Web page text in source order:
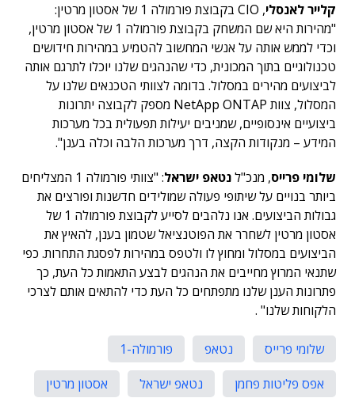
קלייר לאנסלי
, CIO בקבוצת פורמולה 1 של אסטון מרטין:
"מהירות היא שם המשחק בקבוצת פורמולה 1 של אסטון מרטין,
וכדי לממש אותה על אנשי המחשוב להטמיע במהירות חידושים
טכנולוגיים בתוך המכונית, כדי שהנהגים שלנו יוכלו לתרגם אותה
לביצועים מהירים במסלול. בדומה לצוותי הטכנאים שלנו על
המסלול, צוות NetApp ONTAP מספק לקבוצה יתרונות
ביצועיים אינסופיים, שמניבים יעילות תפעולית בכל מערכות
המידע – מנקודות הקצה, דרך מערכות הלבה וכלה בענן".
שלומי פרייס, מנכ"לנטאפ ישראל
: "צוותי פורמולה 1 המצליחים
ביותר בנויים על שיתופי פעולה שמולידים חדשנות ופורצים את
גבולות הביצועים. אנו נלהבים לסייע לקבוצת פורמולה 1 של
אסטון מרטין לשחרר את הפוטנציאל שטמון בענן, להאיץ את
הביצועים במסלול ומחוץ לו ולטפס במהירות לפסגת התחרות. כפי
שתנאי המרוץ מחייבים את הנהגים לבצע התאמות כל העת, כך
פתרונות הענן שלנו מתפתחים כל העת כדי להתאים אותם לצרכי
הלקוחות שלנו" .
שלומי פרייס נטאפ
פורמולה-1
אפס פליטות פחמן
נטאפ ישראל
אסטון מרטין